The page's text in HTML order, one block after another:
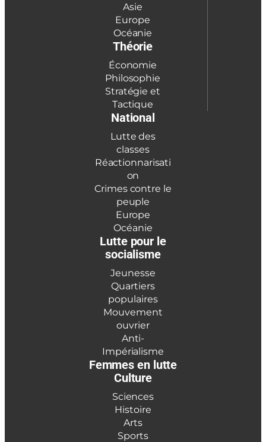
Asie
Europe
Océanie
Théorie
Économie
Philosophie
Stratégie et
Tactique
National
Lutte des
classes
Réactionnarisati
on
Crimes contre le
peuple
Europe
Océanie
Lutte pour le
socialisme
Jeunesse
Quartiers
populaires
Mouvement
ouvrier
Anti-
Impérialisme
Femmes en lutte
Culture
Sciences
Histoire
Arts
Sports